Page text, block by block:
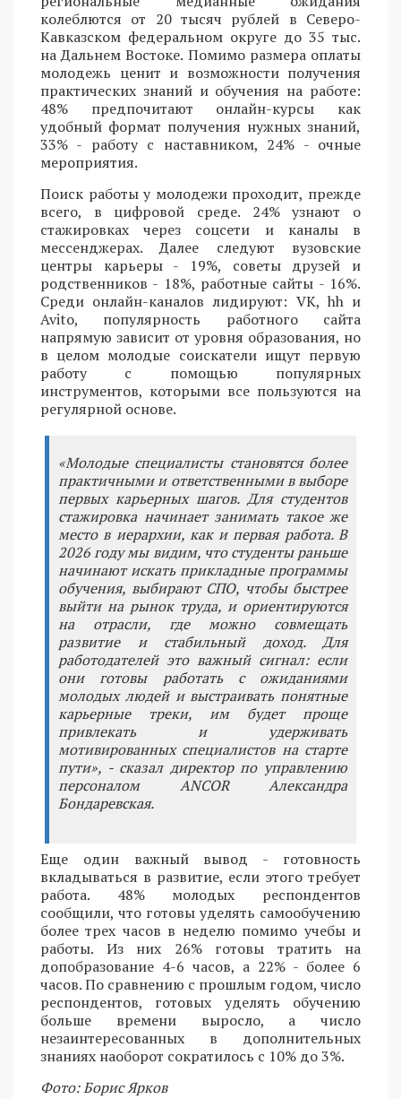
колеблются от 20 тысяч рублей в Северо-
Кавказском федеральном округе до 35 тыс.
на Дальнем Востоке. Помимо размера оплаты
молодежь ценит и возможности получения
практических знаний и обучения на работе:
48% предпочитают онлайн-курсы как
удобный формат получения нужных знаний,
33% - работу с наставником, 24% - очные
мероприятия.
Поиск работы у молодежи проходит, прежде
всего, в цифровой среде. 24% узнают о
стажировках через соцсети и каналы в
мессенджерах. Далее следуют вузовские
центры карьеры - 19%, советы друзей и
родственников - 18%, работные сайты - 16%.
Среди онлайн-каналов лидируют: VK, hh и
Avito, популярность работного сайта
напрямую зависит от уровня образования, но
в целом молодые соискатели ищут первую
работу с помощью популярных
инструментов, которыми все пользуются на
регулярной основе.
«Молодые специалисты становятся более
практичными и ответственными в выборе
первых карьерных шагов. Для студентов
стажировка начинает занимать такое же
место в иерархии, как и первая работа. В
2026 году мы видим, что студенты раньше
начинают искать прикладные программы
обучения, выбирают СПО, чтобы быстрее
выйти на рынок труда, и ориентируются
на отрасли, где можно совмещать
развитие и стабильный доход. Для
работодателей это важный сигнал: если
они готовы работать с ожиданиями
молодых людей и выстраивать понятные
карьерные треки, им будет проще
привлекать и удерживать
мотивированных специалистов на старте
пути», - сказал директор по управлению
персоналом ANCOR Александра
Бондаревская.
Еще один важный вывод - готовность
вкладываться в развитие, если этого требует
работа. 48% молодых респондентов
сообщили, что готовы уделять самообучению
более трех часов в неделю помимо учебы и
работы. Из них 26% готовы тратить на
допобразование 4-6 часов, а 22% - более 6
часов. По сравнению с прошлым годом, число
респондентов, готовых уделять обучению
больше времени выросло, а число
незаинтересованных в дополнительных
знаниях наоборот сократилось с 10% до 3%.
Фото: Борис Ярков